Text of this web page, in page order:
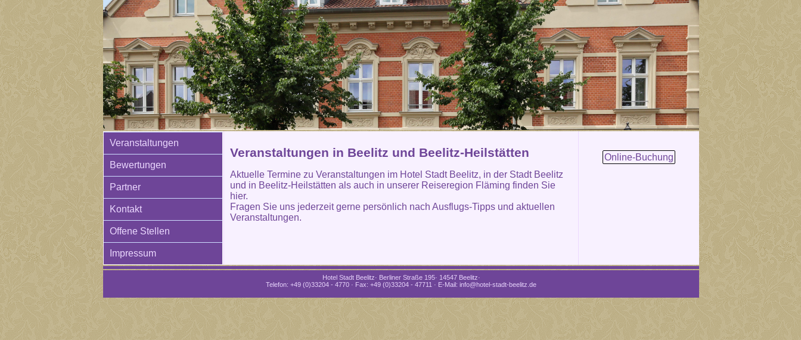
Veranstaltungen
Bewertungen
Partner
Kontakt
Offene Stellen
Impressum
Veranstaltungen in Beelitz und Beelitz-Heilstätten
Aktuelle Termine zu Veranstaltungen im Hotel Stadt Beelitz, in der Stadt Beelitz
und in Beelitz-Heilstätten als auch in unserer Reiseregion Fläming finden Sie
hier.
Fragen Sie uns jederzeit gerne persönlich nach Ausflugs-Tipps und aktuellen
Veranstaltungen.
Online-Buchung
Hotel Stadt Beelitz· Berliner Straße 195· 14547 Beelitz·
Telefon: +49 (0)33204 - 4770 · Fax: +49 (0)33204 - 47711 · E-Mail: info@hotel-stadt-beelitz.de